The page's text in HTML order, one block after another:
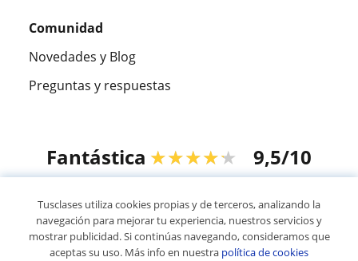
Comunidad
Novedades y Blog
Preguntas y respuestas
Fantástica ★★★★★ 9,5/10
© 2007 - 2026 Tusclases.mx
Tusclases utiliza cookies propias y de terceros, analizando la
navegación para mejorar tu experiencia, nuestros servicios y
mostrar publicidad. Si continúas navegando, consideramos que
aceptas su uso. Más info en nuestra política de cookies